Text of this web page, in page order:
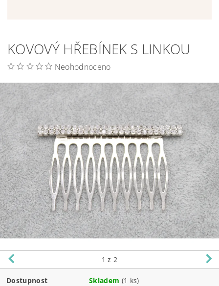
KOVOVÝ HŘEBÍNEK S LINKOU
Neohodnoceno
1 z 2
Dostupnost Skladem (1 ks)